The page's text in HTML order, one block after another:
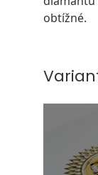
obtížné.